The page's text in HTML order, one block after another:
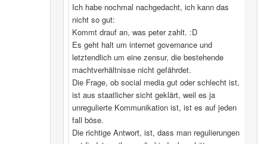
Ich habe nochmal nachgedacht, ich kann das
nicht so gut:
Kommt drauf an, was peter zahlt. :D
Es geht halt um internet governance und
letztendlich um eine zensur, die bestehende
machtverhältnisse nicht gefährdet.
Die Frage, ob social media gut oder schlecht ist,
ist aus staatlicher sicht geklärt, weil es ja
unregulierte Kommunikation ist, ist es auf jeden
fall böse.
Die richtige Antwort, ist, dass man regulierungen